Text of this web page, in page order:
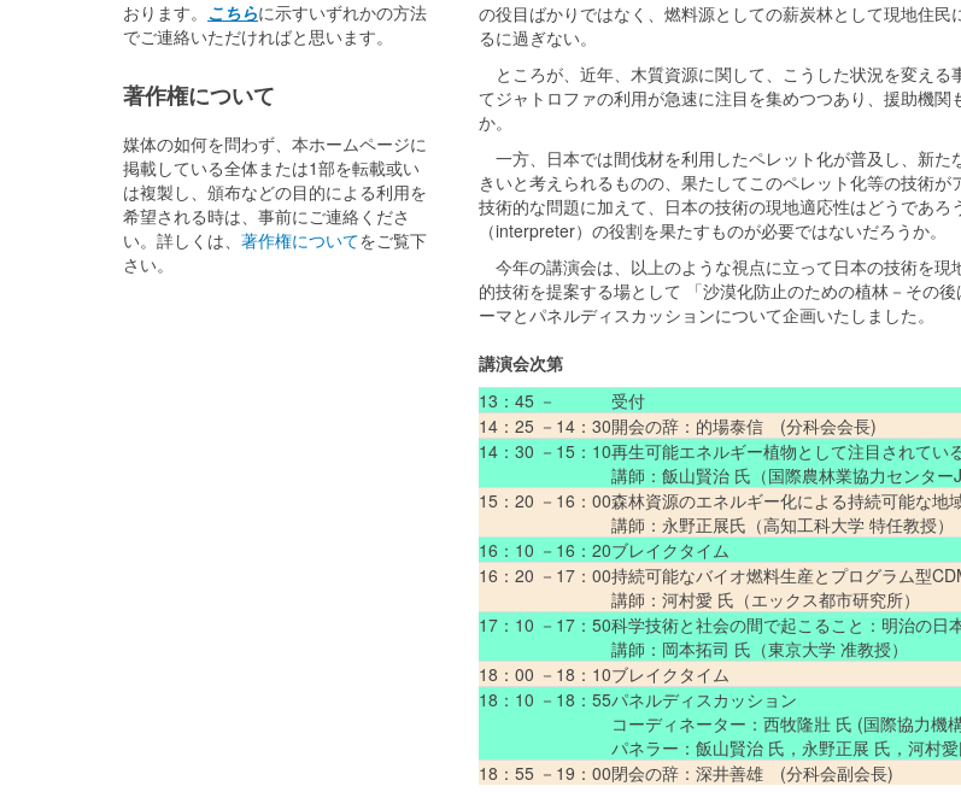
の役目ばかりではなく、燃料源としての薪炭林として現地住
るに過ぎない。
ところが、近年、木質資源に関して、こうした状況を変え
てジャトロファの利用が急速に注目を集めつつあり、援助機
か。
一方、日本では間伐材を利用したペレット化が普及し、新
きいと考えられるものの、果たしてこのペレット化等の技術
技術的な問題に加えて、日本の技術の現地適応性はどうであ
（interpreter）の役割を果たすものが必要ではないだろうか。
今年の講演会は、以上のような視点に立って日本の技術を
的技術を提案する場として 「沙漠化防止のための植林－その
ーマとパネルディスカッションについて企画いたしました。
講演会次第
13：45 －
受付
14：25 －14：30開会の辞：的場泰信 (分科会会長)
14：30 －15：10再生可能エネルギー植物として注目されてい
講師：飯山賢治 氏（国際農林業協力センター
15：20 －16：00森林資源のエネルギー化による持続可能な
講師：永野正展氏（高知工科大学 特任教授）
16：10 －16：20ブレイクタイム
16：20 －17：00持続可能なバイオ燃料生産とプログラム型
講師：河村愛 氏（エックス都市研究所）
17：10 －17：50科学技術と社会の間で起こること：明治の日
講師：岡本拓司 氏（東京大学 准教授）
18：00 －18：10ブレイクタイム
18：10 －18：55パネルディスカッション
コーディネーター：西牧隆壯 氏 (国際協力機
パネラー：飯山賢治 氏，永野正展 氏，河村
18：55 －19：00閉会の辞：深井善雄 (分科会副会長)
おります。 こちらに示すいずれかの方法
でご連絡いただければと思います。
著作権について
媒体の如何を問わず、本ホームページに
掲載している全体または1部を転載或い
は複製し、頒布などの目的による利用を
希望される時は、事前にご連絡くださ
い。詳しくは、 著作権についてをご覧下
さい。